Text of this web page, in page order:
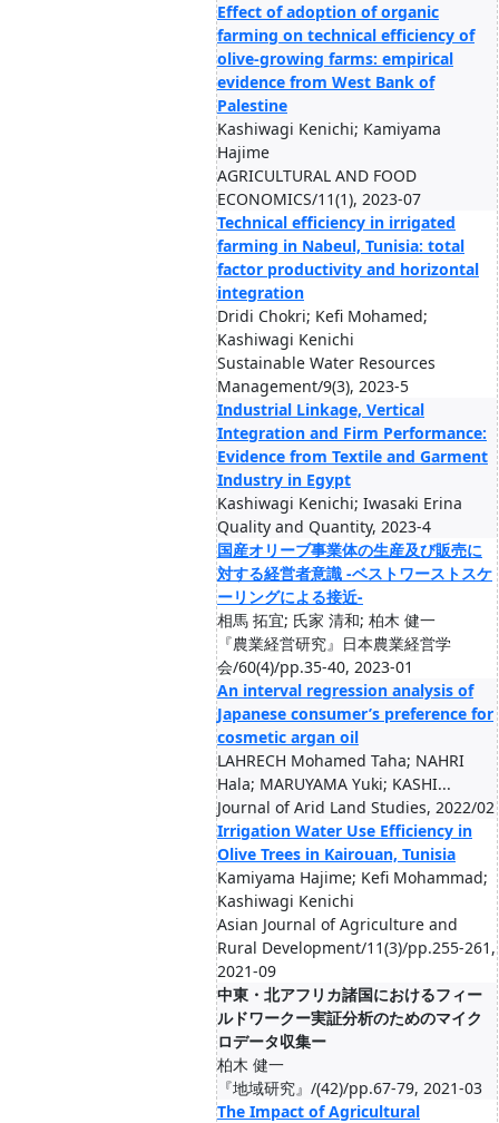
Effect of adoption of organic
farming on technical efficiency of
olive-growing farms: empirical
evidence from West Bank of
Palestine
Kashiwagi Kenichi; Kamiyama
Hajime
AGRICULTURAL AND FOOD
ECONOMICS/11(1), 2023-07
Technical efficiency in irrigated
farming in Nabeul, Tunisia: total
factor productivity and horizontal
integration
Dridi Chokri; Kefi Mohamed;
Kashiwagi Kenichi
Sustainable Water Resources
Management/9(3), 2023-5
Industrial Linkage, Vertical
Integration and Firm Performance:
Evidence from Textile and Garment
Industry in Egypt
Kashiwagi Kenichi; Iwasaki Erina
Quality and Quantity, 2023-4
国産オリーブ事業体の生産及び販売に
対する経営者意識 -ベストワーストスケ
ーリングによる接近-
相馬 拓宜; 氏家 清和; 柏木 健一
『農業経営研究』日本農業経営学
会/60(4)/pp.35-40, 2023-01
An interval regression analysis of
Japanese consumer’s preference for
cosmetic argan oil
LAHRECH Mohamed Taha; NAHRI
Hala; MARUYAMA Yuki; KASHI...
Journal of Arid Land Studies, 2022/02
Irrigation Water Use Efficiency in
Olive Trees in Kairouan, Tunisia
Kamiyama Hajime; Kefi Mohammad;
Kashiwagi Kenichi
Asian Journal of Agriculture and
Rural Development/11(3)/pp.255-261,
2021-09
中東・北アフリカ諸国におけるフィー
ルドワークー実証分析のためのマイク
ロデータ収集ー
柏木 健一
『地域研究』/(42)/pp.67-79, 2021-03
The Impact of Agricultural